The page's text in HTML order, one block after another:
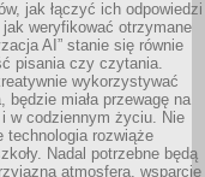
jak łączyć ich odpowiedzi
jak weryfikować otrzymane
AI” stanie się równie
pisania czy czytania.
wykorzystywać
będzie miała przewagę na
w codziennym życiu. Nie
technologia rozwiąże
Nadal potrzebne będą
atmosfera, wsparcie